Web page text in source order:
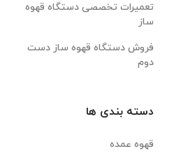
تعمیرات تخصصی دستگاه قهوه
ساز
فروش دستگاه قهوه ساز دست
دوم
دسته بندی ها
قهوه عمده